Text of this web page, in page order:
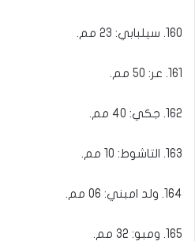
160. سيلبابي: 23 مم.
161. عر: 50 مم.
162. جكي: 40 مم.
163. التاشوط: 10 مم.
164. ولد امبني: 06 مم.
165. ومبو: 32 مم.